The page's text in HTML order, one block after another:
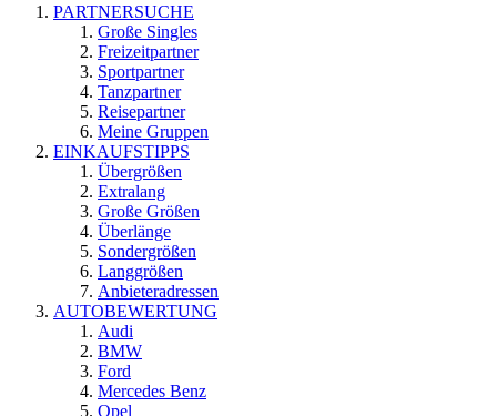
PARTNERSUCHE
Große Singles
Freizeitpartner
Sportpartner
Tanzpartner
Reisepartner
Meine Gruppen
EINKAUFSTIPPS
Übergrößen
Extralang
Große Größen
Überlänge
Sondergrößen
Langgrößen
Anbieteradressen
AUTOBEWERTUNG
Audi
BMW
Ford
Mercedes Benz
Opel